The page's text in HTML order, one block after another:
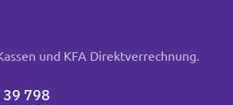
und KFA Direktverrechnung.
798